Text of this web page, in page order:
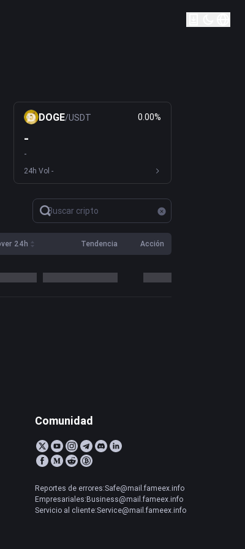
DOGE/USDT 0.00%
-
-
24h Vol -
24h Tendencia Acción
Comunidad
Reportes de errores:Safe@mail.fameex.info
Empresariales:Business@mail.fameex.info
Servicio al cliente:Service@mail.fameex.info